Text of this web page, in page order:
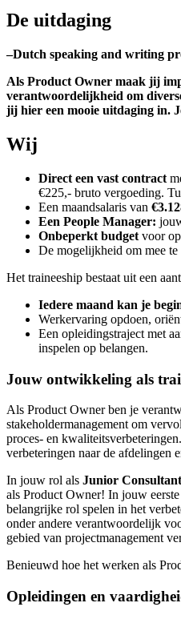
De uitdaging
–Dutch speaking and writing
Als Product Owner maak jij
verantwoordelijkheid om
jij hier een mooie uitdaging in.
Wij
Direct een vast contract
€225,- bruto vergoeding.
Een maandsalaris van
Een People Manager:
Onbeperkt budget voor
De mogelijkheid om mee te
Het traineeship bestaat uit een
Iedere maand kan je
Werkervaring opdoen,
Een opleidingstraject met
inspelen op belangen.
Jouw ontwikkeling als
Als Product Owner ben je
stakeholdermanagement om
proces- en
verbeteringen naar de afdelingen
In jouw rol als Junior Consultant
als Product Owner! In jouw
belangrijke rol spelen in het
onder andere verantwoordelijk
gebied van projectmanagement
Benieuwd hoe het werken als
Opleidingen en